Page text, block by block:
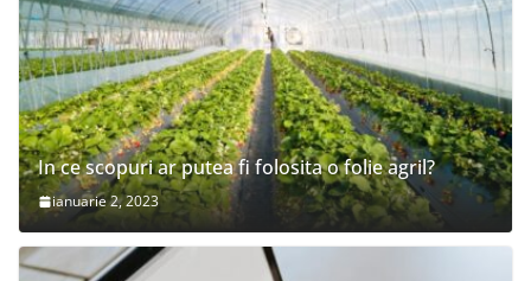
In ce scopuri ar putea fi folosita o folie agril?
ianuarie 2, 2023